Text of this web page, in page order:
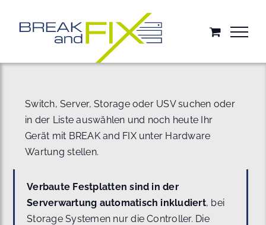
springen
Switch, Server, Storage oder USV suchen oder
in der Liste auswählen und noch heute Ihr
Gerät mit BREAK and FIX unter Hardware
Wartung stellen.
Verbaute Festplatten sind in der
Serverwartung automatisch inkludiert, bei
Storage Systemen nur die Controller. Die